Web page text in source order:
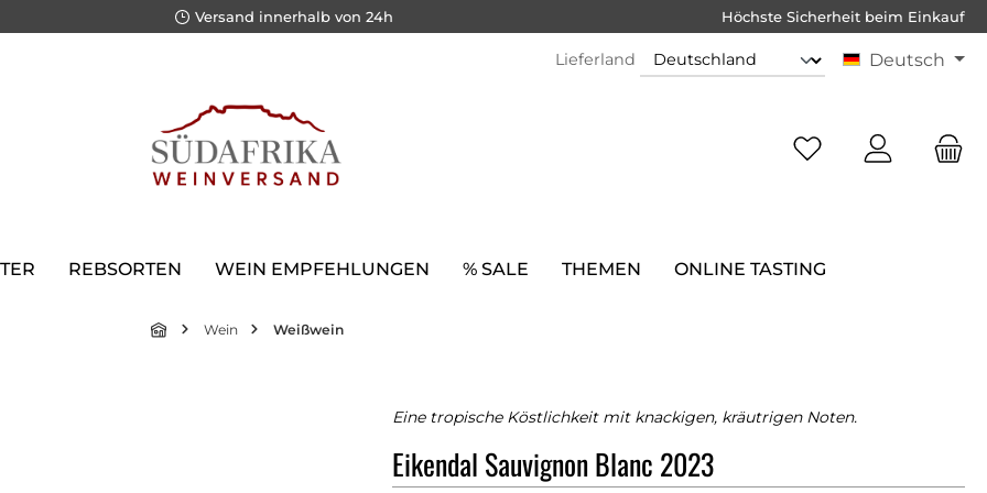
Versand innerhalb von 24h Höchste Sicherheit beim Einkauf
Lieferland Deutsch
REBSORTEN WEIN EMPFEHLUNGEN % SALE THEMEN ONLINE TASTING
Wein Weißwein
Eine tropische Köstlichkeit mit knackigen, kräutrigen Noten.
Eikendal Sauvignon Blanc 2023